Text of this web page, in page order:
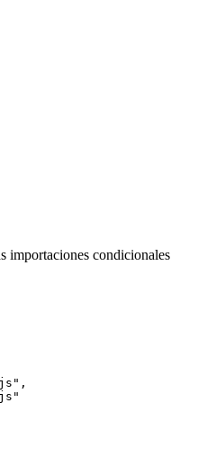
importaciones condicionales
,